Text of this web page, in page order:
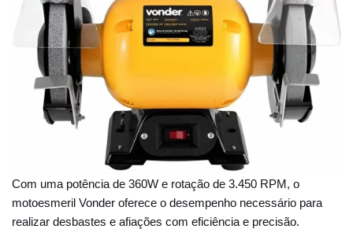
Com uma potência de 360W e rotação de 3.450 RPM, o
motoesmeril Vonder oferece o desempenho necessário para
realizar desbastes e afiações com eficiência e precisão.